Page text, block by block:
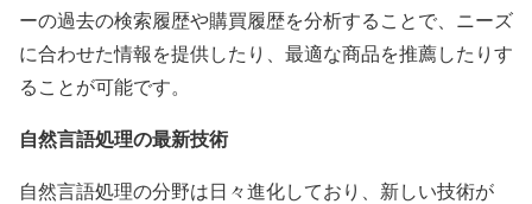
ーの過去の検索履歴や購買履歴を分析することで、ニーズ
に合わせた情報を提供したり、最適な商品を推薦したりす
ることが可能です。
自然言語処理の最新技術
自然言語処理の分野は日々進化しており、新しい技術が